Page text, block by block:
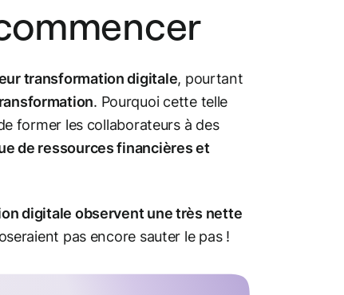
transformation digitale, pourtant
. Pourquoi cette telle
former les collaborateurs à des
de ressources financières et
digitale observent une très nette
pas encore sauter le pas !